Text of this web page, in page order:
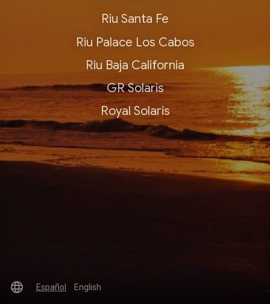
Riu Santa Fe
Riu Palace Los Cabos
Riu Baja California
GR Solaris
Royal Solaris
language Español English